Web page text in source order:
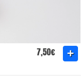
7,50€